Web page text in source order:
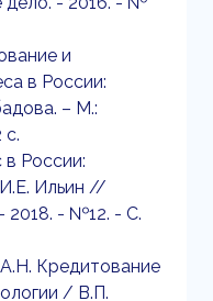
и
в России:
– М.:
с.
в России:
Ильин //
2018. - №12. - С.
Кредитование
/ В.П.